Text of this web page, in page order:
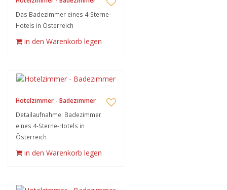
Das Badezimmer eines 4-Sterne-
Hotels in Österreich
in den Warenkorb legen
Hotelzimmer - Badezimmer
Detailaufnahme: Badezimmer
eines 4-Sterne-Hotels in
Österreich
in den Warenkorb legen